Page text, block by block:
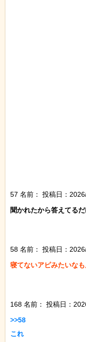
57 名前：
投稿日：
聞かれたから答えてる
58 名前：
投稿日：
寝てないアピみたいな
168 名前：
投稿日：
>>58
これ